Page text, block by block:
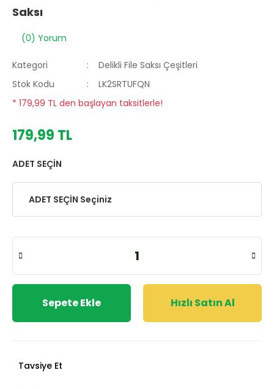
Saksı
(0) Yorum
Kategori
Delikli File Saksı Çeşitleri
Stok Kodu
LK2SRTUFQN
* 179,99 TL den başlayan taksitlerle!
179,99 TL
ADET SEÇİN
Sepete Ekle Hızlı Satın Al
Tavsiye Et